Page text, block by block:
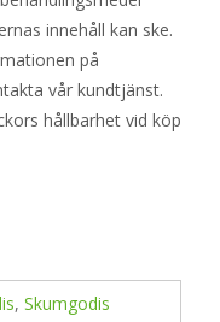
innehåll kan ske.
på
vår kundtjänst.
hållbarhet vid köp
, Skumgodis